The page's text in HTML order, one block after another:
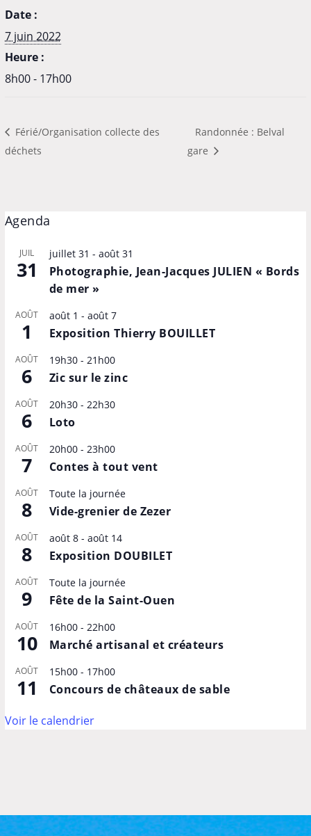
Date :
7 juin 2022
Heure :
8h00 - 17h00
Férié/Organisation collecte des
déchets
Randonnée : Belval
gare
Agenda
JUIL
31
juillet 31 - août 31
Photographie, Jean-Jacques JULIEN « Bords
de mer »
AOÛT
1
août 1 - août 7
Exposition Thierry BOUILLET
AOÛT
6
19h30- 21h00
Zic sur le zinc
AOÛT
6
20h30- 22h30
Loto
AOÛT
7
20h00- 23h00
Contes à tout vent
AOÛT
8
Toute la journée
Vide-grenier de Zezer
AOÛT
8
août 8- août 14
Exposition DOUBILET
AOÛT
9
Toute la journée
Fête de la Saint-Ouen
AOÛT
10
16h00- 22h00
Marché artisanal et créateurs
AOÛT
11
15h00- 17h00
Concours de châteaux de sable
Voir le calendrier